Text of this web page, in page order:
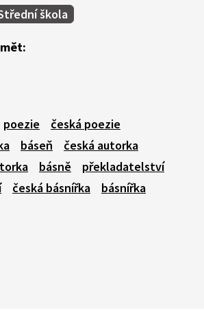
škola
poezie
česká poezie
báseň
česká autorka
básně
překladatelství
česká básnířka
básnířka